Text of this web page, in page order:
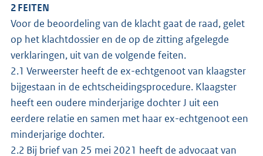
2 FEITEN
Voor de beoordeling van de klacht gaat de raad, gelet
op het klachtdossier en de op de zitting afgelegde
verklaringen, uit van de volgende feiten.
2.1 Verweerster heeft de ex-echtgenoot van klaagster
bijgestaan in de echtscheidingsprocedure. Klaagster
heeft een oudere minderjarige dochter J uit een
eerdere relatie en samen met haar ex-echtgenoot een
minderjarige dochter.
2.2 Bij brief van 25 mei 2021 heeft de advocaat van